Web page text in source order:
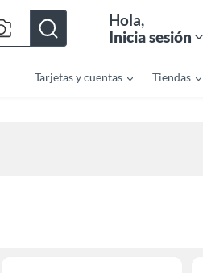
Hola,
Inicia sesión
Tarjetas y cuentas Tiendas